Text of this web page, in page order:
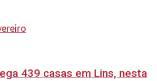
439 casas em Lins, nesta